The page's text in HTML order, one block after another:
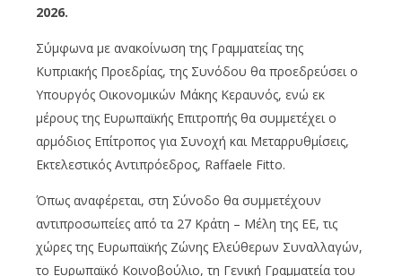
2026.
Σύμφωνα με ανακοίνωση της Γραμματείας της
Κυπριακής Προεδρίας, της Συνόδου θα προεδρεύσει ο
Υπουργός Οικονομικών Μάκης Κεραυνός, ενώ εκ
μέρους της Ευρωπαϊκής Επιτροπής θα συμμετέχει ο
αρμόδιος Επίτροπος για Συνοχή και Μεταρρυθμίσεις,
Εκτελεστικός Αντιπρόεδρος, Raffaele Fitto.
Όπως αναφέρεται, στη Σύνοδο θα συμμετέχουν
αντιπροσωπείες από τα 27 Κράτη – Μέλη της ΕΕ, τις
χώρες της Ευρωπαϊκής Ζώνης Ελεύθερων Συναλλαγών,
το Ευρωπαϊκό Κοινοβούλιο, τη Γενική Γραμματεία του